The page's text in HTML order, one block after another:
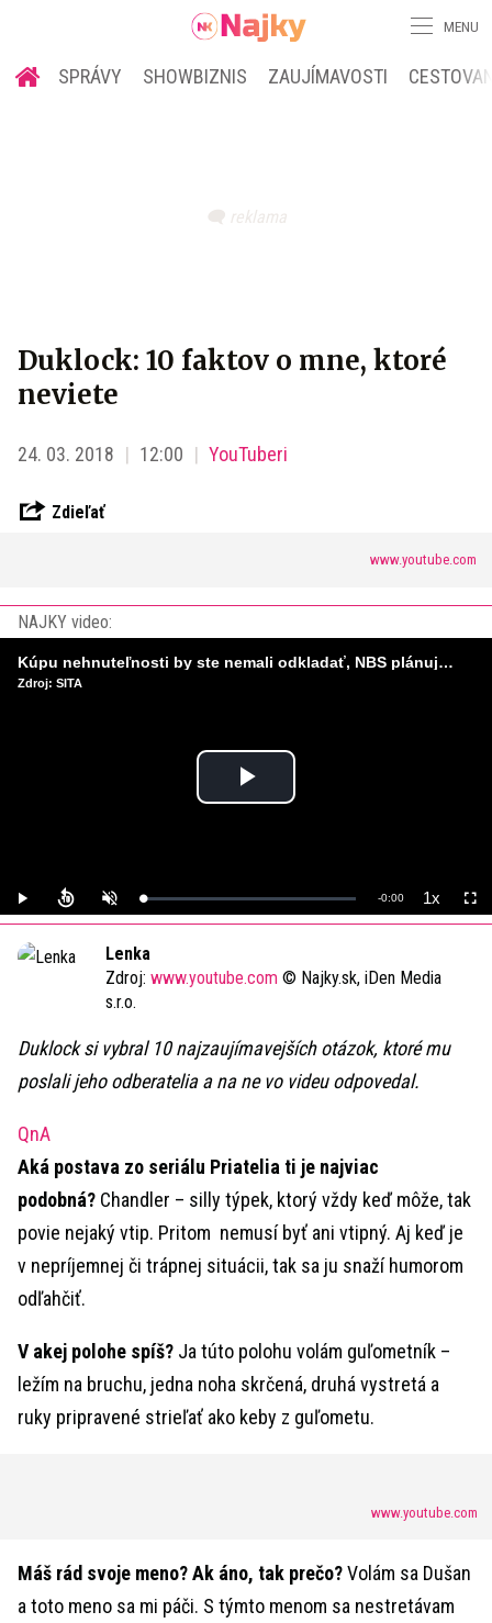
MENU
SPRÁVY SHOWBIZNIS ZAUJÍMAVOSTI
Duklock: 10 faktov o mne, ktoré
neviete
24. 03. 2018 12:00 YouTuberi
Zdieľať
www.youtube.com
NAJKY video:
Play
Play UnmuteLoaded:
0%
Remaining
-0:00 1xPlayback
Rate
Kúpu nehnuteľnosti by ste nemali odkladať, NBS plánuje sprísniť pravidlá pri hypotékach
Zdroj: SITA
Lenka
Zdroj: www.youtube.com © Najky.sk, iDen Media
s.r.o.
Duklock si vybral 10 najzaujímavejších otázok, ktoré mu
poslali jeho odberatelia a na ne vo videu odpovedal.
QnA
Aká postava zo seriálu Priatelia ti je najviac
podobná? Chandler – silly týpek, ktorý vždy keď môže, tak
povie nejaký vtip. Pritom nemusí byť ani vtipný. Aj keď je
v nepríjemnej či trápnej situácii, tak sa ju snaží humorom
odľahčiť.
V akej polohe spíš? Ja túto polohu volám guľometník –
ležím na bruchu, jedna noha skrčená, druhá vystretá a
ruky pripravené strieľať ako keby z guľometu.
www.youtube.com
Máš rád svoje meno? Ak áno, tak prečo?Volám sa Dušan
a toto meno sa mi páči. S týmto menom sa nestretávam